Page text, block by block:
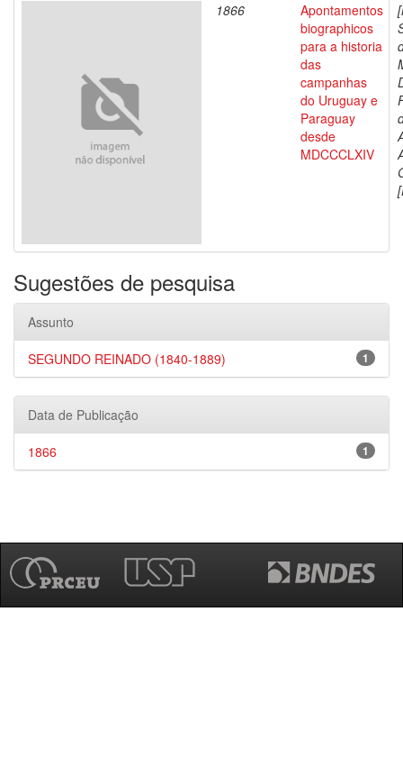
1866
Apontamentos
biographicos
para a historia
das
campanhas
do Uruguay e
Paraguay
desde
MDCCCLXIV
Sugestões de pesquisa
Assunto
1
SEGUNDO REINADO (1840-1889)
Data de Publicação
1
1866